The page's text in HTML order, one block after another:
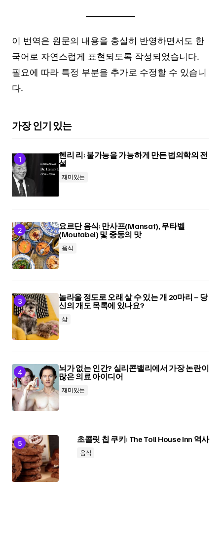
이 번역은 원문의 내용을 충실히 반영하면서도 한
국어로 자연스럽게 표현되도록 작성되었습니다.
필요에 따라 특정 부분을 추가로 수정할 수 있습니
다.
가장 인기 있는
헨리 리: 불가능을 가능하게 만든 법의학의 전
설
재미있는
요르단 음식: 만사프(Mansaf), 무타벨
(Moutabel) 및 중동의 맛
음식
놀라울 정도로 오래 살 수 있는 개 20마리 – 당
신의 개도 목록에 있나요?
삶
뇌가 없는 인간? 실리콘밸리에서 가장 논란이
많은 의료 아이디어
재미있는
초콜릿 칩 쿠키: The Toll House Inn 역사
음식